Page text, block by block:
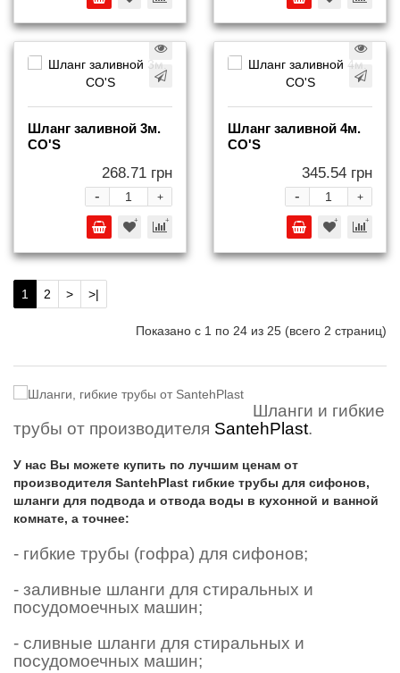
Шланг заливной 3м.
СO'S
268.71 грн
+
-
Шланг заливной 4м.
СO'S
345.54 грн
+
-
1 2 > >|
Показано с 1 по 24 из 25 (всего 2 страниц)
Шланги и гибкие
трубы от производителя SantehPlast.
У нас Вы можете купить по лучшим ценам от
производителя SantehPlast гибкие трубы для сифонов,
шланги для подвода и отвода воды в кухонной и ванной
комнате, а точнее:
- гибкие трубы (гофра) для сифонов;
- заливные шланги для стиральных и
посудомоечных машин;
- сливные шланги для стиральных и
посудомоечных машин;